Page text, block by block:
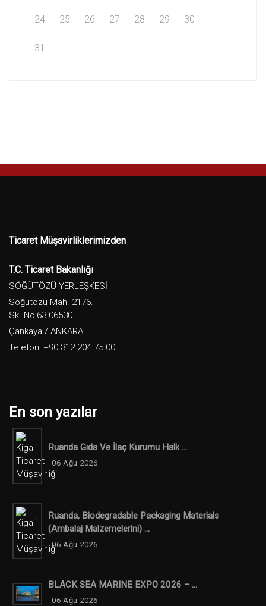
24 25 26 27 28 29 30
31
Ticaret Müşavirliklerimizden
T.C. Ticaret Bakanlığı
SÖĞÜTÖZÜ YERLEŞKESİ
Söğütözü Mah. 2176.
Sk. No:63 06530
Çankaya / ANKARA
Telefon: +90 312 204 75 00
En son yazılar
Ruanda Gıda Ve İlaç Kurumu Halk ...
06 Ağu 2026
Ruanda, Biodegradable Packaging Materials
(ambalaj Malzemelerini) ...
06 Ağu 2026
BLACK SEA MARINE EXPO 2026 – ...
06 Ağu 2026